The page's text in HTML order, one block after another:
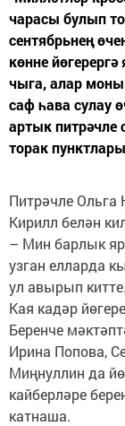
чарасы булып
сентябрьнең
көнне
чыга, алар моны
саф һава сулау
артык
торак
Питрәчле Ольга
Кирилл белән
– Мин барлык
узган елларда
ул авырып
Кая кадәр
Беренче
Ирина Попова,
Миңнуллин да
кайберләре
катнаша.